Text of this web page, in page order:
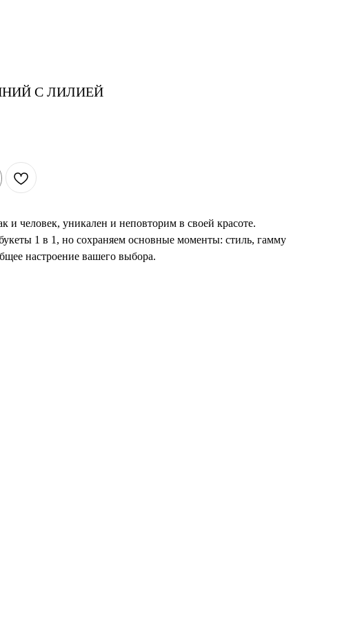
C ЛИЛИЕЙ
и человек, уникален и неповторим в своей красоте.
1 в 1, но сохраняем основные моменты: стиль, гамму
настроение вашего выбора.